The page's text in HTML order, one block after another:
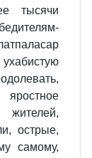
тысячи
острые,
самому,